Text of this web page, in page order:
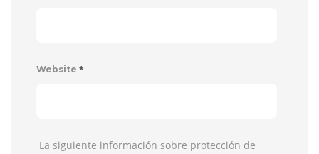
Website *
La siguiente información sobre protección de